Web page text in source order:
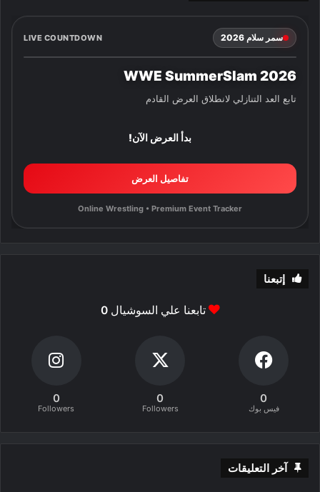
سمر سلام 2026 LIVE COUNTDOWN
WWE SummerSlam 2026
تابع العد التنازلي لانطلاق العرض القادم
بدأ العرض الآن!
تفاصيل العرض
Online Wrestling • Premium Event Tracker
إتبعنا
تابعنا علي السوشيال0
0
فيس بوك
0
Followers
0
Followers
آخر التعليقات